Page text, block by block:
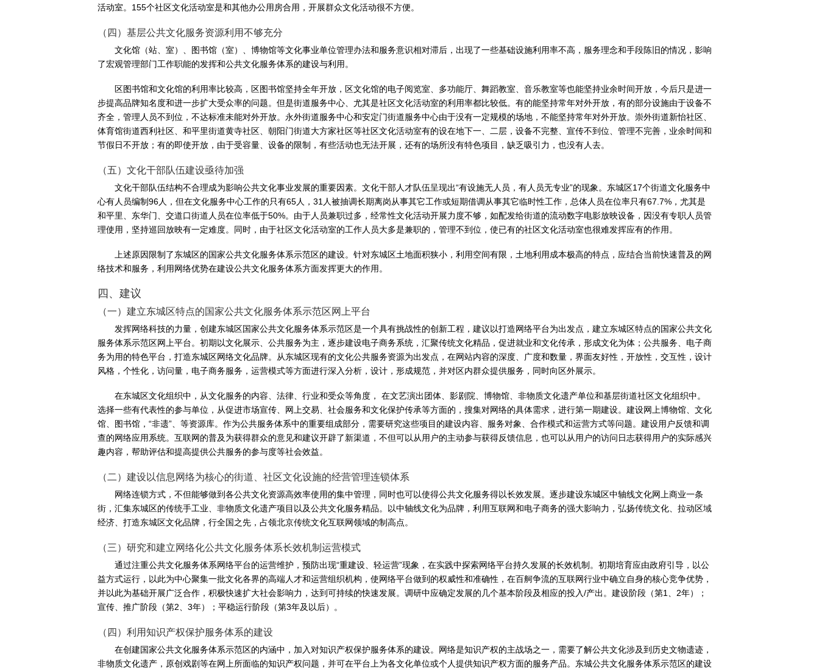
活动室。155个社区文化活动室是和其他办公用房合用，开展群众文化活动很不方便。
（四）基层公共文化服务资源利用不够充分
文化馆（站、室）、图书馆（室）、博物馆等文化事业单位管理办法和服务意识相对滞后，出现了一些基础设施利用率不高，服务理念和手段陈旧的情况，影响
了宏观管理部门工作职能的发挥和公共文化服务体系的建设与利用。
区图书馆和文化馆的利用率比较高，区图书馆坚持全年开放，区文化馆的电子阅览室、多功能厅、舞蹈教室、音乐教室等也能坚持业余时间开放，今后只是进一
步提高品牌知名度和进一步扩大受众率的问题。但是街道服务中心、尤其是社区文化活动室的利用率都比较低。有的能坚持常年对外开放，有的部分设施由于设备不
齐全，管理人员不到位，不达标准未能对外开放。永外街道服务中心和安定门街道服务中心由于没有一定规模的场地，不能坚持常年对外开放。崇外街道新怡社区、
体育馆街道西利社区、和平里街道黄寺社区、朝阳门街道大方家社区等社区文化活动室有的设在地下一、二层，设备不完整、宣传不到位、管理不完善，业余时间和
节假日不开放；有的即使开放，由于受容量、设备的限制，有些活动也无法开展，还有的场所没有特色项目，缺乏吸引力，也没有人去。
（五）文化干部队伍建设亟待加强
文化干部队伍结构不合理成为影响公共文化事业发展的重要因素。文化干部人才队伍呈现出“有设施无人员，有人员无专业”的现象。东城区17个街道文化服务中
心有人员编制96人，但在文化服务中心工作的只有65人，31人被抽调长期离岗从事其它工作或短期借调从事其它临时性工作，总体人员在位率只有67.7%，尤其是
和平里、东华门、交道口街道人员在位率低于50%。由于人员兼职过多，经常性文化活动开展力度不够，如配发给街道的流动数字电影放映设备，因没有专职人员管
理使用，坚持巡回放映有一定难度。同时，由于社区文化活动室的工作人员大多是兼职的，管理不到位，使已有的社区文化活动室也很难发挥应有的作用。
上述原因限制了东城区的国家公共文化服务体系示范区的建设。针对东城区土地面积狭小，利用空间有限，土地利用成本极高的特点，应结合当前快速普及的网
络技术和服务，利用网络优势在建设公共文化服务体系方面发挥更大的作用。
四、建议
（一）建立东城区特点的国家公共文化服务体系示范区网上平台
发挥网络科技的力量，创建东城区国家公共文化服务体系示范区是一个具有挑战性的创新工程，建议以打造网络平台为出发点，建立东城区特点的国家公共文化
服务体系示范区网上平台。初期以文化展示、公共服务为主，逐步建设电子商务系统，汇聚传统文化精品，促进就业和文化传承，形成文化为体；公共服务、电子商
务为用的特色平台，打造东城区网络文化品牌。从东城区现有的文化公共服务资源为出发点，在网站内容的深度、广度和数量，界面友好性，开放性，交互性，设计
风格，个性化，访问量，电子商务服务，运营模式等方面进行深入分析，设计，形成规范，并对区内群众提供服务，同时向区外展示。
在东城区文化组织中，从文化服务的内容、法律、行业和受众等角度， 在文艺演出团体、影剧院、博物馆、非物质文化遗产单位和基层街道社区文化组织中。
选择一些有代表性的参与单位，从促进市场宣传、网上交易、社会服务和文化保护传承等方面的，搜集对网络的具体需求，进行第一期建设。建设网上博物馆、文化
馆、图书馆，“非遗”、等资源库。作为公共服务体系中的重要组成部分，需要研究这些项目的建设内容、服务对象、合作模式和运营方式等问题。建设用户反馈和调
查的网络应用系统。互联网的普及为获得群众的意见和建议开辟了新渠道，不但可以从用户的主动参与获得反馈信息，也可以从用户的访问日志获得用户的实际感兴
趣内容，帮助评估和提高提供公共服务的参与度等社会效益。
（二）建设以信息网络为核心的街道、社区文化设施的经营管理连锁体系
网络连锁方式，不但能够做到各公共文化资源高效率使用的集中管理，同时也可以使得公共文化服务得以长效发展。逐步建设东城区中轴线文化网上商业一条
街，汇集东城区的传统手工业、非物质文化遗产项目以及公共文化服务精品。以中轴线文化为品牌，利用互联网和电子商务的强大影响力，弘扬传统文化、拉动区域
经济、打造东城区文化品牌，行全国之先，占领北京传统文化互联网领域的制高点。
（三）研究和建立网络化公共文化服务体系长效机制运营模式
通过注重公共文化服务体系网络平台的运营维护，预防出现“重建设、轻运营”现象，在实践中探索网络平台持久发展的长效机制。初期培育应由政府引导，以公
益方式运行，以此为中心聚集一批文化各界的高端人才和运营组织机构，使网络平台做到的权威性和准确性，在百舸争流的互联网行业中确立自身的核心竞争优势，
并以此为基础开展广泛合作，积极快速扩大社会影响力，达到可持续的快速发展。调研中应确定发展的几个基本阶段及相应的投入/产出。建设阶段（第1、2年）；
宣传、推广阶段（第2、3年）；平稳运行阶段（第3年及以后）。
（四）利用知识产权保护服务体系的建设
在创建国家公共文化服务体系示范区的内涵中，加入对知识产权保护服务体系的建设。网络是知识产权的主战场之一，需要了解公共文化涉及到历史文物遗迹，
非物质文化遗产，原创戏剧等在网上所面临的知识产权问题，并可在平台上为各文化单位或个人提供知识产权方面的服务产品。东城公共文化服务体系示范区的建设